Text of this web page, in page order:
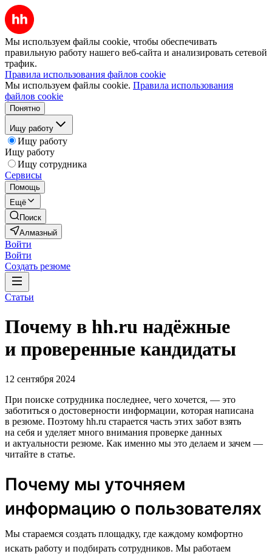
Мы используем файлы cookie, чтобы обеспечивать
правильную работу нашего веб-сайта и анализировать сетевой
трафик.
Правила использования файлов cookie
Мы используем файлы cookie. Правила использования
файлов cookie
Понятно
Ищу работу
Ищу работу
Ищу работу
Ищу сотрудника
Сервисы
Помощь
Ещё
Поиск
Алмазный
Войти
Войти
Создать резюме
Статьи
Почему в hh.ru надёжные
и проверенные кандидаты
12 сентября 2024
При поиске сотрудника последнее, чего хочется, — это
заботиться о достоверности информации, которая написана
в резюме. Поэтому hh.ru старается часть этих забот взять
на себя и уделяет много внимания проверке данных
и актуальности резюме. Как именно мы это делаем и зачем —
читайте в статье.
Почему мы уточняем
информацию о пользователях
Мы стараемся создать площадку, где каждому комфортно
искать работу и подбирать сотрудников. Мы работаем